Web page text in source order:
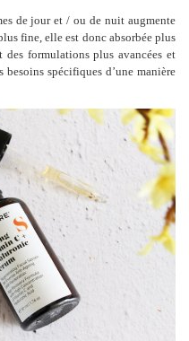
de jour et / ou de nuit augmente
fine, elle est donc absorbée plus
des formulations plus avancées et
besoins spécifiques d’une manière